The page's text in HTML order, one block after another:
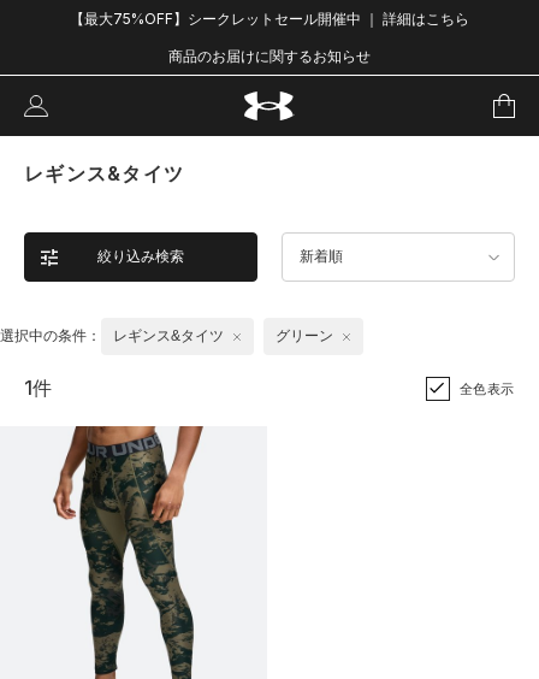
【最大75%OFF】シークレットセール開催中 ｜ 詳細はこちら
商品のお届けに関するお知らせ
レギンス&タイツ
絞り込み検索 新着順
選択中の条件： レギンス&タイツ グリーン
1件 全色表示